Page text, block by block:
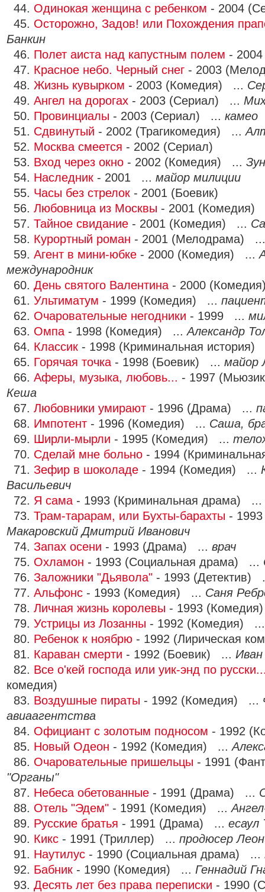
44. Одинокая женщина с ребенком - 2004
45. Осторожно, Задов! или Похождения
Банкин
46. Полет аиста над капустным полем -
47. Красное небо. Черный снег - 2003
48. Жизнь кувырком - 2003 (Комедия) ...
49. Ангел на дорогах - 2003 (Сериал) ...
50. Провинциалы - 2003 (Сериал) ... камео
51. Сдвинутый - 2002 (Трагикомедия) ...
52. Москва смеется - 2002 (Сериал)
53. Вход через окно - 2002 (Комедия) ...
54. Наследник - 2001 ... майор милиции
55. Часы без стрелок - 2001 (Боевик)
56. Любовница из Москвы - 2001
57. Тайное свидание - 2001 (Комедия) ...
58. Курортный роман - 2001 (Мелодрама)
59. Агент в мини-юбке - 2000 (Комедия) ...
международник
60. День святого Валентина - 2000
61. Ультиматум - 1999 (Комедия) ...
62. Очаровательные негодники - 1999 ...
63. Омпа - 1998 (Комедия) ...Александр
64. Классик - 1998 (Криминальная
65. Горячая точка - 1998 (Боевик) ... майор
66. Аферы, музыка, любовь... - 1997
Кеша
67. Любовники умирают - 1996 (Драма) ...
68. Импотент - 1996 (Комедия) ... Саша,
69. Ширли-мырли - 1995 (Комедия) ...
70. Сделай мне больно - 1994
71. Зефир в шоколаде - 1994 (Комедия) ...
Васильевич
72. Я сама - 1993 (Криминальная драма) ...
73. Трам-тарарам, или Бухты-барахты -
Макаровский Дмитрий Иванович
74. Запах осени - 1993 (Драма) ... врач
75. Охламон - 1993 (Социальная драма) ...
76. Заложники "Дьявола" - 1993 (Детектив)
77. Альфонс - 1993 (Комедия) ... Саня
78. Личная жизнь королевы - 1993
79. Устрицы из Лозанны - 1992 (Комедия)
80. Ребенок к ноябрю - 1992 (Лирическая
81. Караван смерти - 1992 (Боевик) ...
82. Все о'кей господа или уик-энд по
комедия)
83. Воздушные пираты - 1992 (Комедия) ...
авиаагентства
84. Официант с золотым подносом - 1992
85. Новый Одеон - 1992 (Комедия) ...
86. Очаровательные пришельцы - 1991
"Органы"
87. Небеса обетованные - 1991 (Драма) ...
88. Отель "Эдем" - 1991 (Комедия) ...
89. Русские братья - 1991 (Драма) ... есаул
90. Кикс - 1991 (Триллер) ... продюсер
91. Наутилус - 1990 (Социальная драма) ...
92. Бабник - 1990 (Комедия) ... Геннадий
93. Десять лет без права переписки - 1990